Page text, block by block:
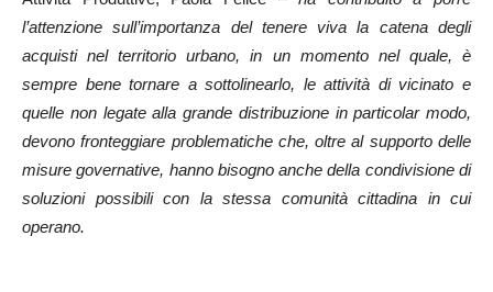
l’attenzione sull’importanza del tenere viva la catena degli
acquisti nel territorio urbano, in un momento nel quale, è
sempre bene tornare a sottolinearlo, le attività di vicinato e
quelle non legate alla grande distribuzione in particolar modo,
devono fronteggiare problematiche che, oltre al supporto delle
misure governative, hanno bisogno anche della condivisione di
soluzioni possibili con la stessa comunità cittadina in cui
operano.